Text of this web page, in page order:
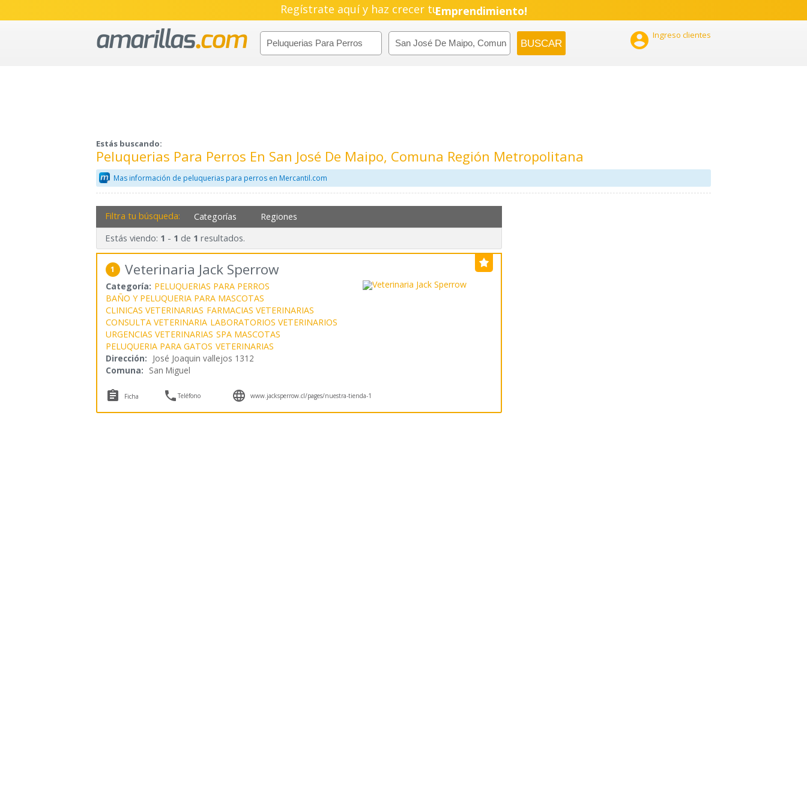
Regístrate aquí y haz crecer tuEmprendimiento!
 Ingreso clientes
Estás buscando:
Peluquerias Para Perros En San José De Maipo, Comuna Región Metropolitana
Mas información de peluquerias para perros en Mercantil.com
Filtra tu búsqueda: Categorías Regiones
Estás viendo: 1 - 1 de 1 resultados.
1 Veterinaria Jack Sperrow
Categoría: PELUQUERIAS PARA PERROS
BAÑO Y PELUQUERIA PARA MASCOTAS
CLINICAS VETERINARIAS FARMACIAS VETERINARIAS
CONSULTA VETERINARIA LABORATORIOS VETERINARIOS
URGENCIAS VETERINARIAS SPA MASCOTAS
PELUQUERIA PARA GATOS VETERINARIAS
Dirección: José Joaquin vallejos 1312
Comuna: San Miguel
 Ficha Teléfono  www.jacksperrow.cl/pages/nuestra-tienda-1